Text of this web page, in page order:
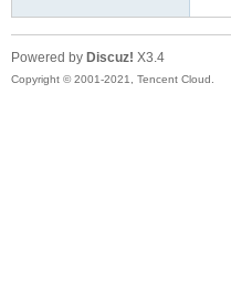
Powered by Discuz! X3.4
Copyright © 2001-2021, Tencent Cloud.